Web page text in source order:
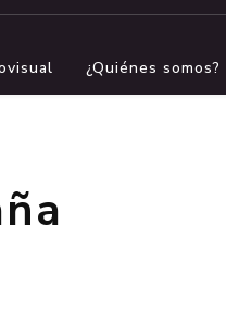
¿Quiénes somos?